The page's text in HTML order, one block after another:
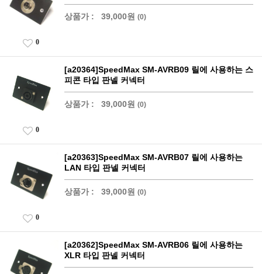
상품가 : 39,000원 (0)
0
[a20364]SpeedMax SM-AVRB09 릴에 사용하는 스
피콘 타입 판넬 커넥터
상품가 : 39,000원 (0)
0
[a20363]SpeedMax SM-AVRB07 릴에 사용하는
LAN 타입 판넬 커넥터
상품가 : 39,000원 (0)
0
[a20362]SpeedMax SM-AVRB06 릴에 사용하는
XLR 타입 판넬 커넥터